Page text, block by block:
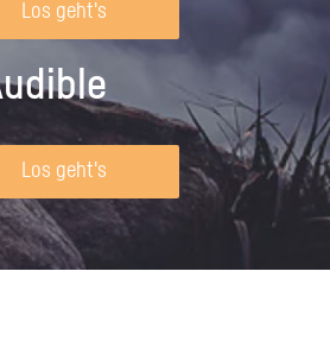
Los geht's
Los geht's